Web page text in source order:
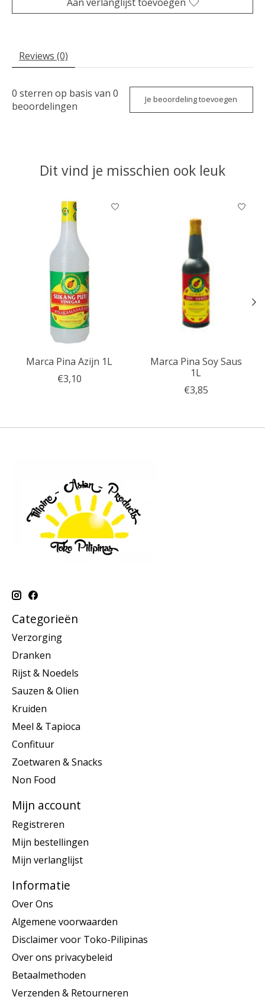
Reviews (0)
0 sterren op basis van 0
beoordelingen
Je beoordeling toevoegen
Dit vind je misschien ook leuk
Items van productcarrousel
Marca Pina Azijn 1L
€3,10
Marca Pina Soy Saus
1L
€3,85
Categorieën
Verzorging
Dranken
Rijst & Noedels
Sauzen & Olien
Kruiden
Meel & Tapioca
Confituur
Zoetwaren & Snacks
Non Food
Mijn account
Registreren
Mijn bestellingen
Mijn verlanglijst
Informatie
Over Ons
Algemene voorwaarden
Disclaimer voor Toko-Pilipinas
Over ons privacybeleid
Betaalmethoden
Verzenden & Retourneren